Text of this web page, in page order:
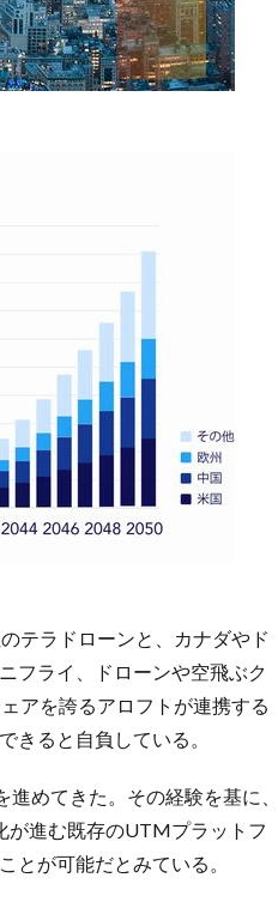
テラドローンと、カナダやド
フライ、ドローンや空飛ぶク
アを誇るアロフトが連携する
きると自負している。
めてきた。その経験を基に、
が進む既存のUTMプラットフ
とが可能だとみている。